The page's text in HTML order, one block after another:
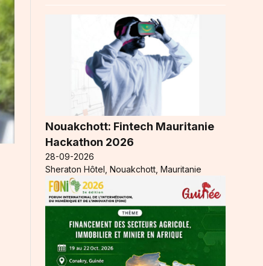
Nouakchott: Fintech Mauritanie
Hackathon 2026
28-09-2026
Sheraton Hôtel, Nouakchott, Mauritanie